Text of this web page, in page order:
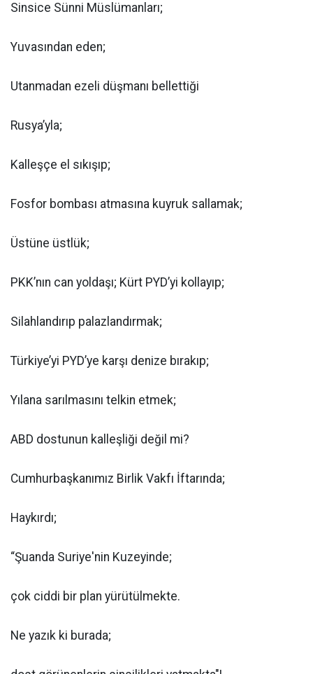
Sinsice Sünni Müslümanları;
Yuvasından eden;
Utanmadan ezeli düşmanı bellettiği
Rusya’yla;
Kalleşçe el sıkışıp;
Fosfor bombası atmasına kuyruk sallamak;
Üstüne üstlük;
PKK’nın can yoldaşı; Kürt PYD’yi kollayıp;
Silahlandırıp palazlandırmak;
Türkiye’yi PYD’ye karşı denize bırakıp;
Yılana sarılmasını telkin etmek;
ABD dostunun kalleşliği değil mi?
Cumhurbaşkanımız Birlik Vakfı İftarında;
Haykırdı;
“Şuanda Suriye'nin Kuzeyinde;
çok ciddi bir plan yürütülmekte.
Ne yazık ki burada;